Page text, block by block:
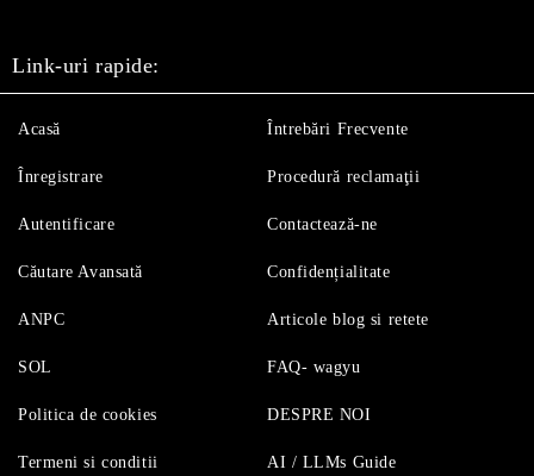
Link-uri rapide:
Acasă
Înregistrare
Autentificare
Căutare Avansată
Întrebări Frecvente
Procedură reclamaţii
Contactează-ne
Confidențialitate
ANPC
SOL
Politica de cookies
Termeni si conditii
Articole blog si retete
FAQ- wagyu
DESPRE NOI
AI / LLMs Guide